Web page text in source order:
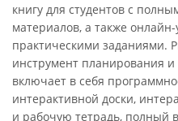
книгу для студентов с
материалов, а также
практическими заданиями.
инструмент планирования
включает в себя
интерактивной доски,
и рабочую тетрадь, полный